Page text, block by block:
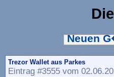
Neuen
Trezor Wallet aus Parkes
Eintrag #3555 vom